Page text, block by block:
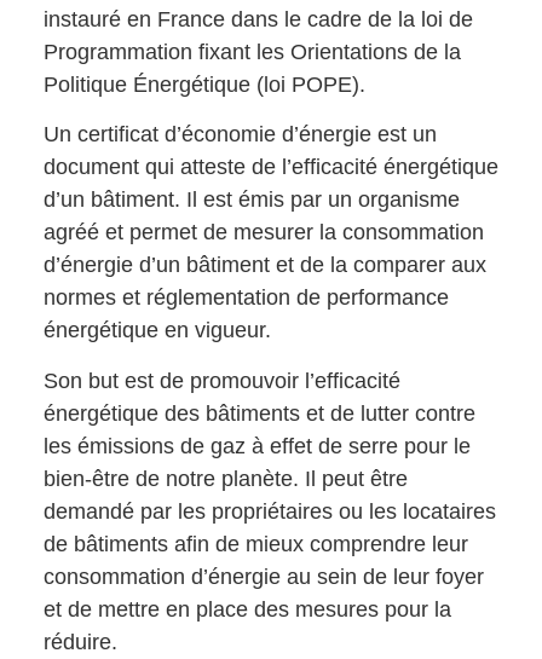
instauré en France dans le cadre de la loi de
Programmation fixant les Orientations de la
Politique Énergétique (loi POPE).
Un certificat d’économie d’énergie est un
document qui atteste de l’efficacité énergétique
d’un bâtiment. Il est émis par un organisme
agréé et permet de mesurer la consommation
d’énergie d’un bâtiment et de la comparer aux
normes et réglementation de performance
énergétique en vigueur.
Son but est de promouvoir l’efficacité
énergétique des bâtiments et de lutter contre
les émissions de gaz à effet de serre pour le
bien-être de notre planète. Il peut être
demandé par les propriétaires ou les locataires
de bâtiments afin de mieux comprendre leur
consommation d’énergie au sein de leur foyer
et de mettre en place des mesures pour la
réduire.